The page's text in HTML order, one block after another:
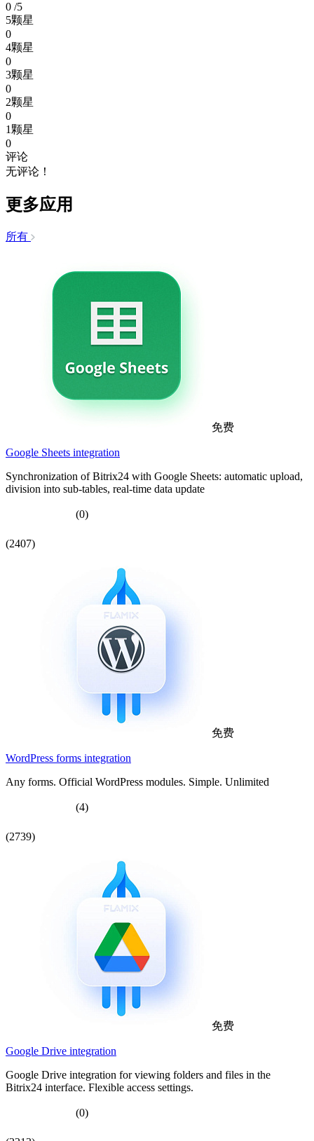
0 /5
5颗星
0
4颗星
0
3颗星
0
2颗星
0
1颗星
0
评论
无评论！
更多应用
所有
免费
Google Sheets integration
Synchronization of Bitrix24 with Google Sheets: automatic upload,
division into sub-tables, real-time data update
(0)
(2407)
免费
WordPress forms integration
Any forms. Official WordPress modules. Simple. Unlimited
(4)
(2739)
免费
Google Drive integration
Google Drive integration for viewing folders and files in the
Bitrix24 interface. Flexible access settings.
(0)